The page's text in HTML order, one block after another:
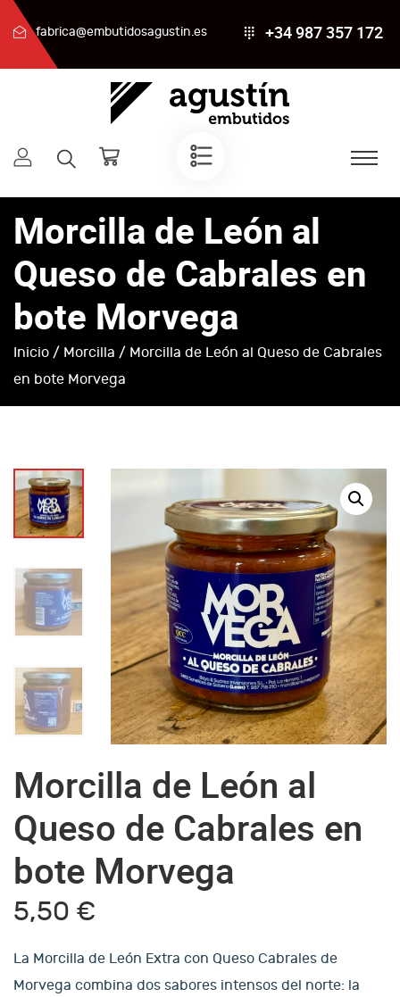
fabrica@embutidosagustin.es +34 987 357 172
Morcilla de León al
Queso de Cabrales en
bote Morvega
Inicio / Morcilla / Morcilla de León al Queso de Cabrales
en bote Morvega
Morcilla de León al
Queso de Cabrales en
bote Morvega
5,50 €
La Morcilla de León Extra con Queso Cabrales de
Morvega combina dos sabores intensos del norte: la